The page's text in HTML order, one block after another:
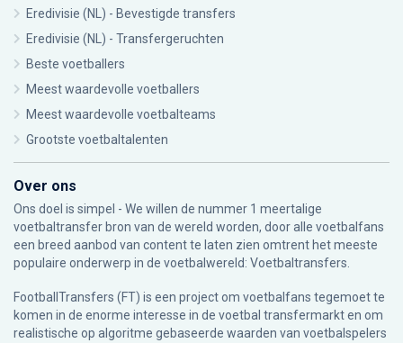
Eredivisie (NL) - Bevestigde transfers
Eredivisie (NL) - Transfergeruchten
Beste voetballers
Meest waardevolle voetballers
Meest waardevolle voetbalteams
Grootste voetbaltalenten
Over ons
Ons doel is simpel - We willen de nummer 1 meertalige
voetbaltransfer bron van de wereld worden, door alle voetbalfans
een breed aanbod van content te laten zien omtrent het meeste
populaire onderwerp in de voetbalwereld: Voetbaltransfers.
FootballTransfers (FT) is een project om voetbalfans tegemoet te
komen in de enorme interesse in de voetbal transfermarkt en om
realistische op algoritme gebaseerde waarden van voetbalspelers